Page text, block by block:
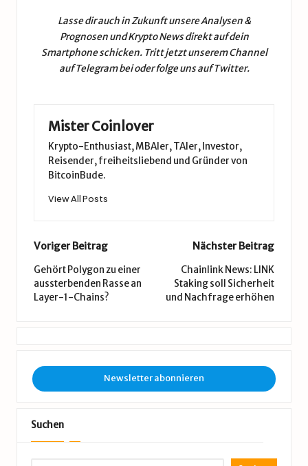
Lasse dir auch in Zukunft unsereAnalysen &
PrognosenundKrypto Newsdirekt auf dein
Smartphone schicken. Tritt jetzt unseremChannel
auf Telegrambei oder folge uns aufTwitter.
Mister Coinlover
Krypto-Enthusiast, MBAler, TAler, Investor,
Reisender, freiheitsliebend und Gründer von
BitcoinBude.
View All Posts
Post
navigation
Voriger Beitrag
Gehört Polygon zu einer
aussterbenden Rasse an
Layer-1-Chains?
Nächster Beitrag
Chainlink News: LINK
Staking soll Sicherheit
und Nachfrage erhöhen
Newsletter abonnieren
Suchen